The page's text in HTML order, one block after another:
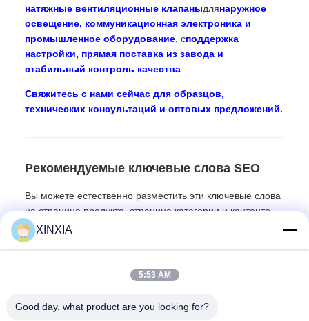
натяжные вентиляционные клапаныдлянаружное
освещение, коммуникационная электроника и
промышленное оборудование, споддержка
настройки, прямая поставка из завода и
стабильный контроль качества.
Свяжитесь с нами сейчас для образцов,
технических консультаций и оптовых предложений.
Рекомендуемые ключевые слова SEO
Вы можете естественно разместить эти ключевые слова
на странице продукта, странице категории и контенте
блога:
Вентилятор воздушного вентилятора с
металлическими натяжками
CJ12-N065 Вентиляционный клапан
XINXIA
5:53 AM
Good day, what product are you looking for?